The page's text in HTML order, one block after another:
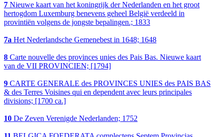
7 Nieuwe kaart van het koningrijk der Nederlanden en het groot
hertogdom Luxemburg benevens geheel België verdeeld in
provintiën volgens de jongste bepalingen.; 1833
7a Het Nederlandsche Gemenebest in 1648; 1648
8 Carte nouvelle des provinces unies des Pais Bas. Nieuwe kaart
van de VII PROVINCIEN; [1794]
9 CARTE GENERALE des PROVINCES UNIES des PAIS BAS
& des Terres Voisines qui en dependent avec leurs principales
divisions; [1700 ca.]
10 De Zeven Verenigde Nederlanden; 1752